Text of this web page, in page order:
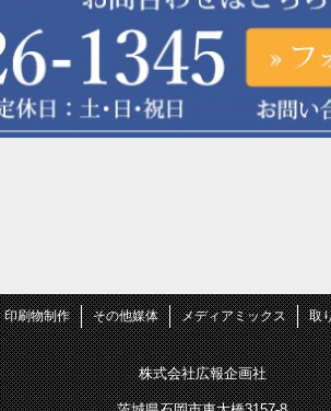
印刷物制作 その他媒体 メディアミックス 取
株式会社広報企画社